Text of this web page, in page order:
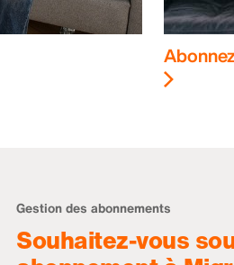
Gestion des abonnements
Souhaitez-vous